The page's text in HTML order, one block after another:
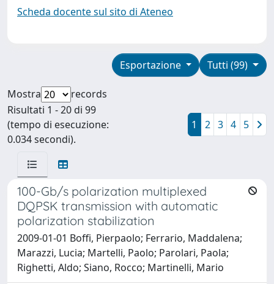
Scheda docente sul sito di Ateneo
Tutti (99)
Esportazione
Mostra
records
Risultati 1 - 20 di 99
(tempo di esecuzione:
0.034 secondi).
1 2 3 4 5
100-Gb/s polarization multiplexed
DQPSK transmission with automatic
polarization stabilization
2009-01-01 Boffi, Pierpaolo; Ferrario, Maddalena;
Marazzi, Lucia; Martelli, Paolo; Parolari, Paola;
Righetti, Aldo; Siano, Rocco; Martinelli, Mario